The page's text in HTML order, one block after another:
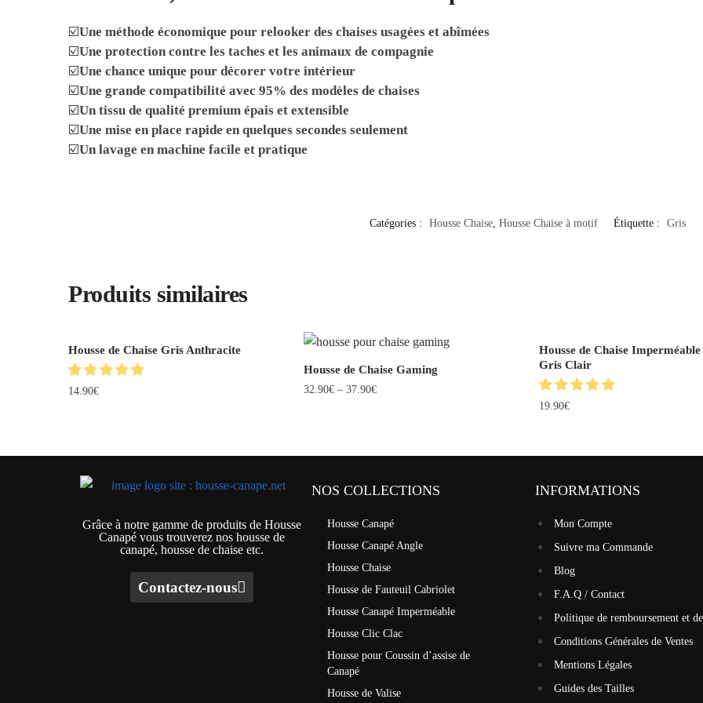
☑️Une méthode économique pour relooker des chaises usagées et abîmées
☑️Une protection contre les taches et les animaux de compagnie
☑️Une chance unique pour décorer votre intérieur
☑️Une grande compatibilité avec 95% des modèles de chaises
☑️Un tissu de qualité premium épais et extensible
☑️Une mise en place rapide en quelques secondes seulement
☑️Un lavage en machine facile et pratique
Catégories : Housse Chaise, Housse Chaise à motif Étiquette : Gris
Produits similaires
Housse de Chaise Gris Anthracite
14.90€
Housse de Chaise Gaming
32.90€ – 37.90€
Housse de Chaise
Gris Clair
19.90€
Grâce à notre gamme de produits de Housse
Canapé vous trouverez nos housse de
canapé, housse de chaise etc.
Contactez-nous
NOS COLLECTIONS
Housse Canapé
Housse Canapé Angle
Housse Chaise
Housse de Fauteuil Cabriolet
Housse Canapé Imperméable
Housse Clic Clac
Housse pour Coussin d’assise de
Canapé
Housse de Valise
INFORMATIONS
Mon Compte
Suivre ma Commande
Blog
F.A.Q / Contact
Politique de remboursement et
Conditions Générales de Ventes
Mentions Légales
Guides des Tailles